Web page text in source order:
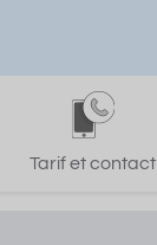
Tarif et contact